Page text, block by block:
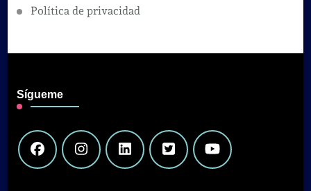
Política de privacidad
Sígueme